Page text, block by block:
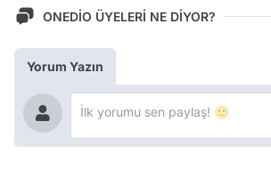
ONEDİO ÜYELERİ NE DİYOR?
Yorum Yazın